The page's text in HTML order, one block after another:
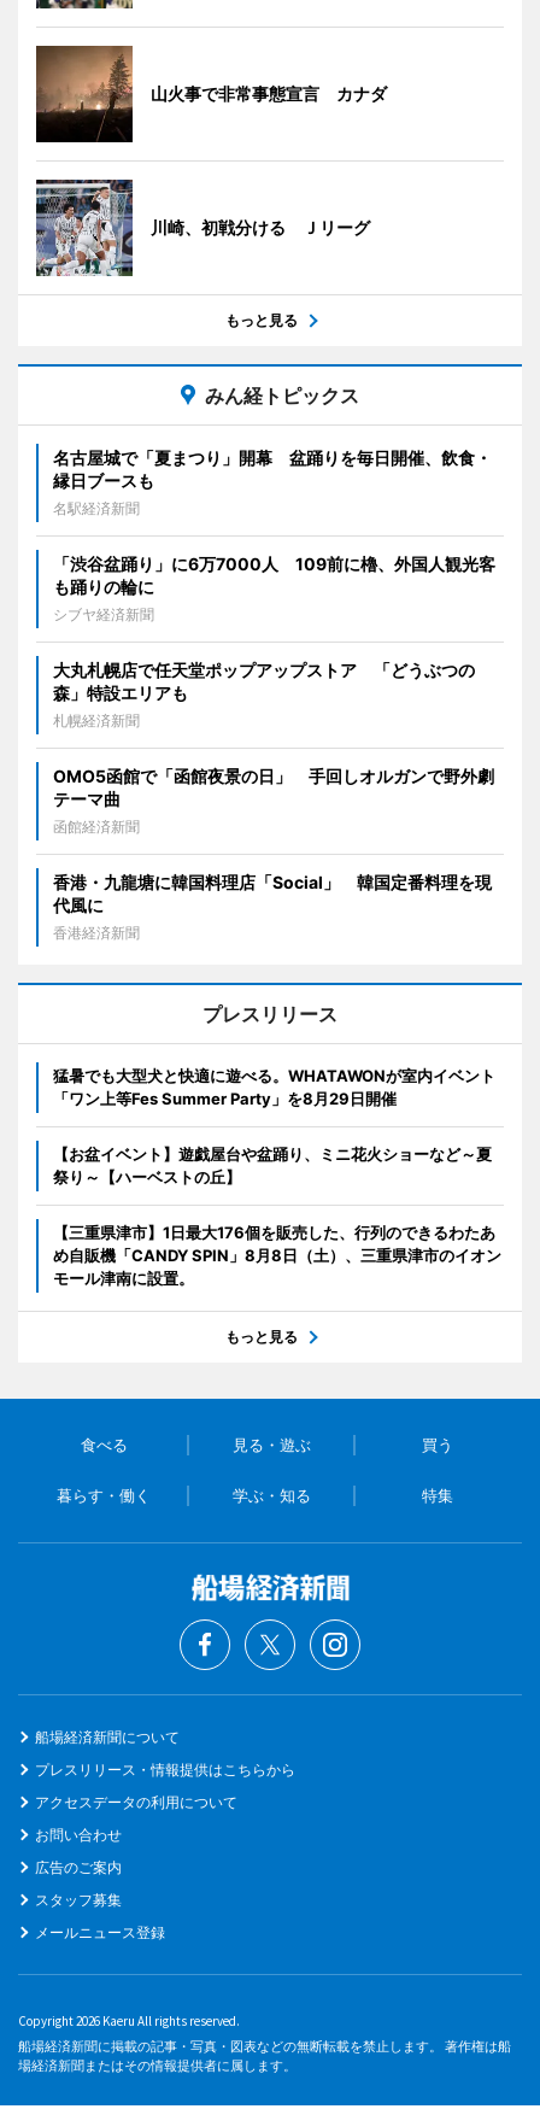
山火事で非常事態宣言 カナダ
川崎、初戦分ける Ｊリーグ
もっと見る
みん経トピックス
名古屋城で「夏まつり」開幕 盆踊りを毎日開催、飲食・
縁日ブースも
名駅経済新聞
「渋谷盆踊り」に6万7000人 109前に櫓、外国人観光客
も踊りの輪に
シブヤ経済新聞
大丸札幌店で任天堂ポップアップストア 「どうぶつの
森」特設エリアも
札幌経済新聞
OMO5函館で「函館夜景の日」 手回しオルガンで野外劇
テーマ曲
函館経済新聞
香港・九龍塘に韓国料理店「Social」 韓国定番料理を現
代風に
香港経済新聞
プレスリリース
猛暑でも大型犬と快適に遊べる。WHATAWONが室内イベント
「ワン上等Fes Summer Party」を8月29日開催
【お盆イベント】遊戯屋台や盆踊り、ミニ花火ショーなど～夏
祭り～【ハーベストの丘】
【三重県津市】1日最大176個を販売した、行列のできるわたあ
め自販機「CANDY SPIN」8月8日（土）、三重県津市のイオン
モール津南に設置。
もっと見る
食べる 見る・遊ぶ 買う
暮らす・働く 学ぶ・知る 特集
船場経済新聞について
プレスリリース・情報提供はこちらから
アクセスデータの利用について
お問い合わせ
広告のご案内
スタッフ募集
メールニュース登録
Copyright 2026 Kaeru All rights reserved.
船場経済新聞に掲載の記事・写真・図表などの無断転載を禁止します。 著作権は船
場経済新聞またはその情報提供者に属します。